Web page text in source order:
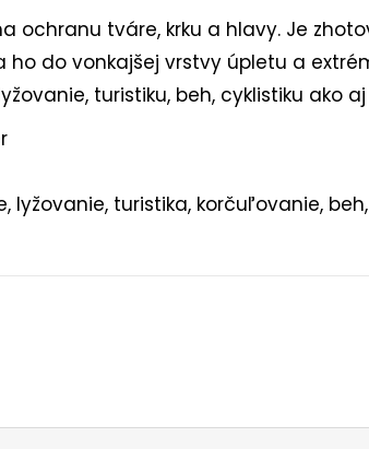
ochranu tváre, krku a hlavy. Je
ho do vonkajšej vrstvy úpletu a
turistiku, beh, cyklistiku ako
lyžovanie, turistika, korčuľovanie,